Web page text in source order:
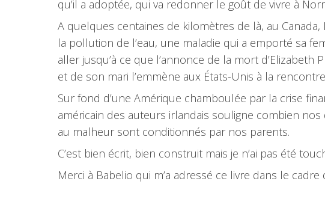
qu’il a adoptée, qui va redonner le goût de vivre à
A quelques centaines de kilomètres de là, au
la pollution de l’eau, une maladie qui a emporté sa
aller jusqu’à ce que l’annonce de la mort d’Elizabeth
et de son mari l’emmène aux États-Unis à la
Sur fond d’une Amérique chamboulée par la crise
américain des auteurs irlandais souligne combien
au malheur sont conditionnés par nos parents.
C’est bien écrit, bien construit mais je n’ai pas été
Merci à Babelio qui m’a adressé ce livre dans le cadre